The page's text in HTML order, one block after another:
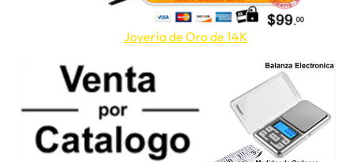
Joyería de Oro de 14K